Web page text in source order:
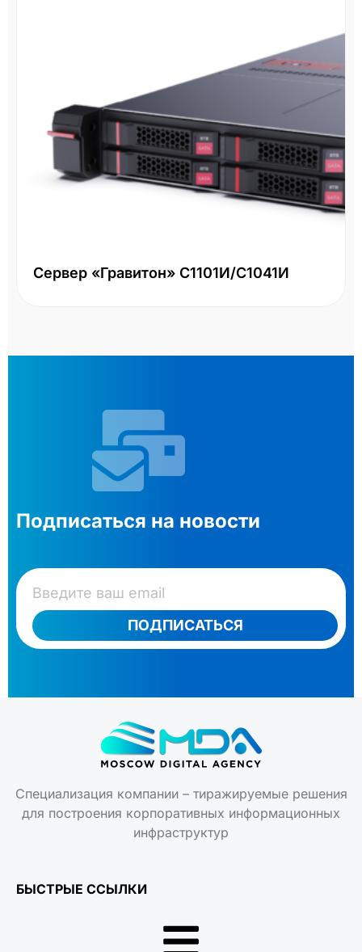
Сервер «Гравитон» С1101И/С1041И
Подписаться на новости
ПОДПИСАТЬСЯ
Специализация компании – тиражируемые решения
для построения корпоративных информационных
инфраструктур
БЫСТРЫЕ ССЫЛКИ